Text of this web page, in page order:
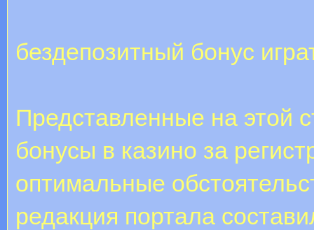
бездепозитный бонус
Представленные на этой
бонусы в казино за
оптимальные
редакция портала